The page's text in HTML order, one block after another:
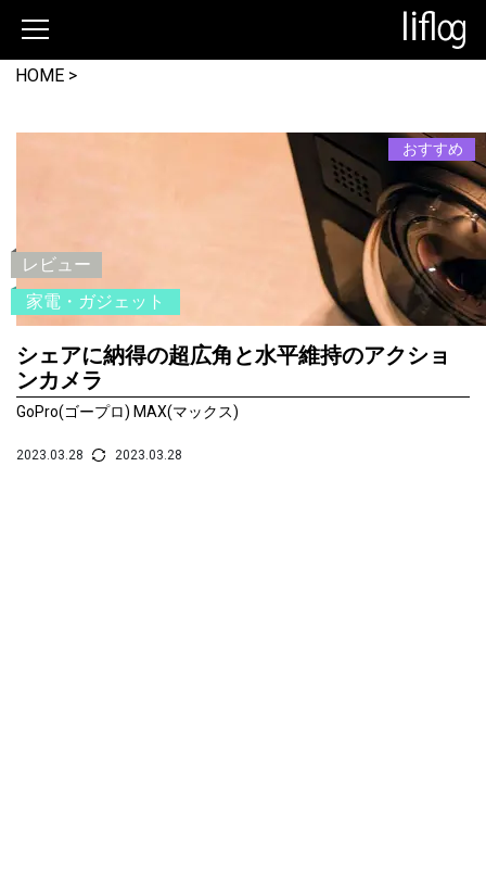
HOME >
レビュー
家電・ガジェット
おすすめ
シェアに納得の超広角と水平維持のアクショ
ンカメラ
GoPro(ゴープロ) MAX(マックス)
2023.03.28 2023.03.28